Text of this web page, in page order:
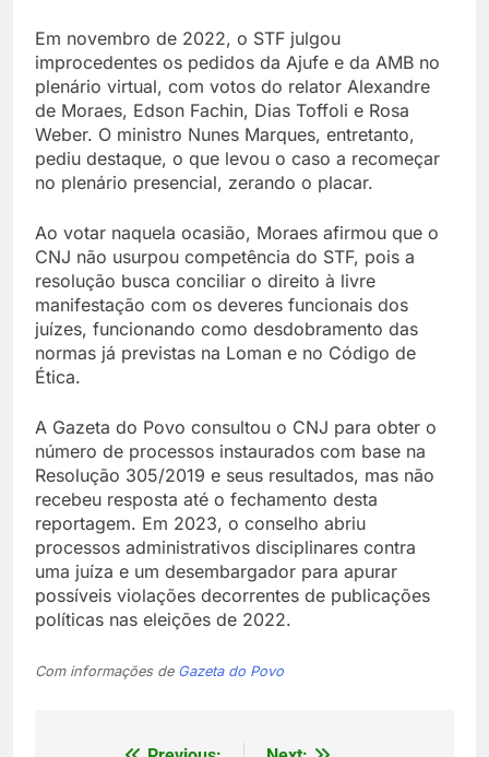
Em novembro de 2022, o STF julgou
improcedentes os pedidos da Ajufe e da AMB no
plenário virtual, com votos do relator Alexandre
de Moraes, Edson Fachin, Dias Toffoli e Rosa
Weber. O ministro Nunes Marques, entretanto,
pediu destaque, o que levou o caso a recomeçar
no plenário presencial, zerando o placar.
Ao votar naquela ocasião, Moraes afirmou que o
CNJ não usurpou competência do STF, pois a
resolução busca conciliar o direito à livre
manifestação com os deveres funcionais dos
juízes, funcionando como desdobramento das
normas já previstas na Loman e no Código de
Ética.
A Gazeta do Povo consultou o CNJ para obter o
número de processos instaurados com base na
Resolução 305/2019 e seus resultados, mas não
recebeu resposta até o fechamento desta
reportagem. Em 2023, o conselho abriu
processos administrativos disciplinares contra
uma juíza e um desembargador para apurar
possíveis violações decorrentes de publicações
políticas nas eleições de 2022.
Com informações de Gazeta do Povo